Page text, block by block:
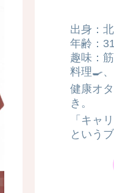
出身：
年齢：
趣味：
料理🍳
健康オ
き。
「キャ
という